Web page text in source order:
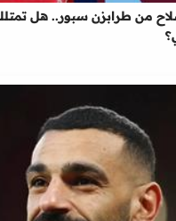
من طرابزن سبور.. هل